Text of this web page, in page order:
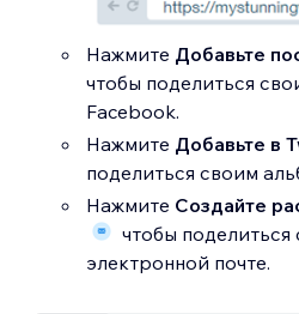
Нажмите Добавьте
чтобы поделиться
Facebook.
Нажмите Добавьте в
поделиться своим
Нажмите Создайте
чтобы
электронной почте.